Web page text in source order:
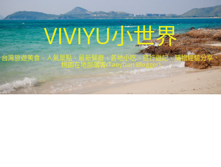
VIVIYU小世界
台灣旅遊美食、人氣景點、最新餐廳、各地小吃、旅行遊記、購物經驗分享．
桃園在地部落客(Taoyuan Blogger)